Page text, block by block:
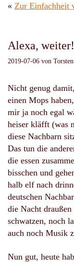
« Zur Einfachheit
Alexa, weiter!
2019-07-06 von
Nicht genug
einen Mops
mir ja noch egal
heiser kläfft (was
diese Nachbarn
Das tun die
die essen
bisschen und
halb elf nach
deutschen
die Nacht
schwatzen, noch
auch noch Musik
Nun gut, heute